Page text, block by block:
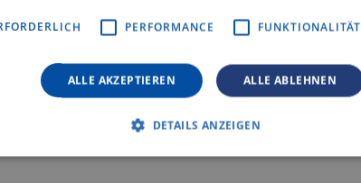
PERFORMANCE FUNKTIONALITÄT
ALLE AKZEPTIEREN ALLE ABLEHNEN
DETAILS ANZEIGEN